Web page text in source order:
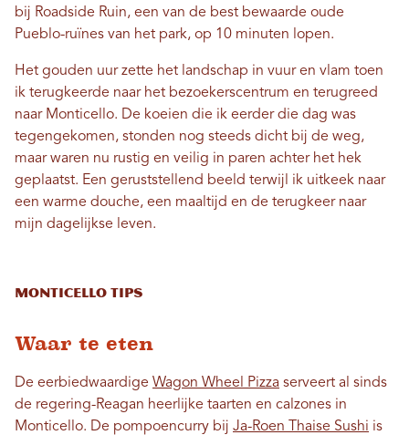
bij Roadside Ruin, een van de best bewaarde oude
Pueblo-ruïnes van het park, op 10 minuten lopen.
Het gouden uur zette het landschap in vuur en vlam toen
ik terugkeerde naar het bezoekerscentrum en terugreed
naar Monticello. De koeien die ik eerder die dag was
tegengekomen, stonden nog steeds dicht bij de weg,
maar waren nu rustig en veilig in paren achter het hek
geplaatst. Een geruststellend beeld terwijl ik uitkeek naar
een warme douche, een maaltijd en de terugkeer naar
mijn dagelijkse leven.
Monticello Tips
Waar te eten
De eerbiedwaardige Wagon Wheel Pizza serveert al sinds
de regering-Reagan heerlijke taarten en calzones in
Monticello. De pompoencurry bij Ja-Roen Thaise Sushi is